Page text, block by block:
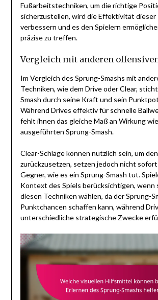
Fußarbeitstechniken, um die richtige
sicherzustellen, wird die Effektivität dieser
verbessern und es den Spielern
präzise zu treffen.
Vergleich mit anderen
Im Vergleich des Sprung-Smashs mit
Techniken, wie dem Drive oder Clear,
Smash durch seine Kraft und sein
Während Drives effektiv für schnelle
fehlt ihnen das gleiche Maß an Wirkung
ausgeführten Sprung-Smash.
Clear-Schläge können nützlich sein, um
zurückzusetzen, setzen jedoch nicht
Gegner, wie es ein Sprung-Smash tut.
Kontext des Spiels berücksichtigen, wenn
diesen Techniken wählen, da der Sprung-
Punktchancen schaffen kann, während
unterschiedliche strategische Zwecke